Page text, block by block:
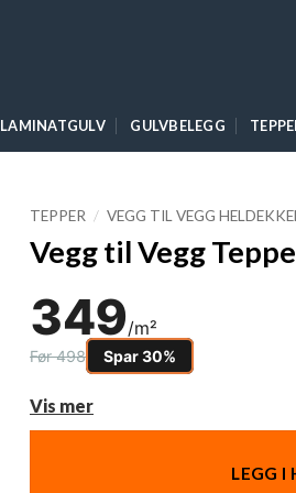
LAMINATGULV GULVBELEGG
TEPPER / VEGG TIL VEGG
Vegg til Vegg
349/m²
Før 498 Spar 30%
Vis mer
LEGG I